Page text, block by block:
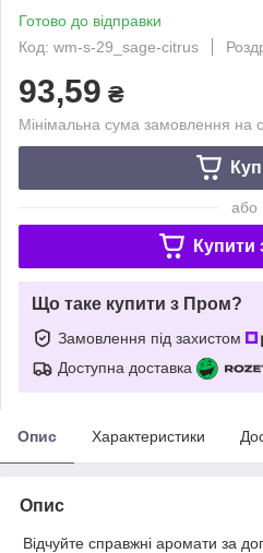
Готово до відправки
Код: wm-s-29_sage-citrus
93,59 ₴
Мінімальна сума замовлення на
або
Купити
Що таке купити з Пром?
Замовлення під захистом
Доступна доставка
Опис Характеристики
Опис
Відчуйте справжні аромати за